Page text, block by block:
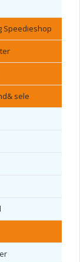
Speedieshop
sele